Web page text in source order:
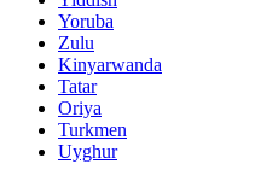
Yoruba
Zulu
Kinyarwanda
Tatar
Oriya
Turkmen
Uyghur